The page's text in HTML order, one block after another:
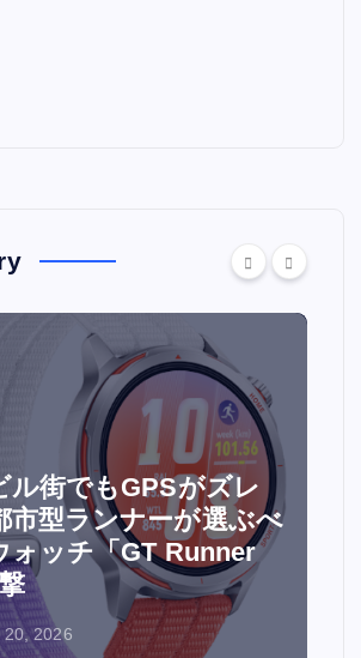
ル街でもGPSがズレ
市型ランナーが選ぶべ
ォッチ「GT Runner
20, 2026